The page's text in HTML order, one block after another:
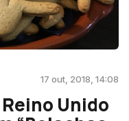
17 out, 2018, 14:08
Unido